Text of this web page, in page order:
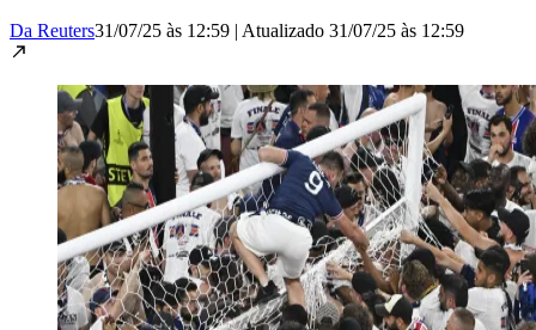
Da Reuters31/07/25 às 12:59 | Atualizado 31/07/25 às 12:59